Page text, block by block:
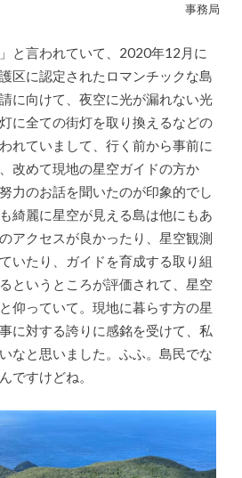
事務局
と言われていて、2020年12月に
区に認定されたロマンチックな島
に向けて、夜空に光が漏れない光
に全ての街灯を取り換えるなどの
れていまして、行く前から事前に
改めて現地の星空ガイドの方か
力のお話を聞いたのが印象的でし
綺麗に星空が見える島は他にもあ
アクセスが良かったり、星空観測
いたり、ガイドを育成する取り組
というところが評価されて、星空
仰っていて。現地に暮らす方の星
に対する誇りに感銘を受けて、私
なと思いました。ふふ。島民でな
ですけどね。